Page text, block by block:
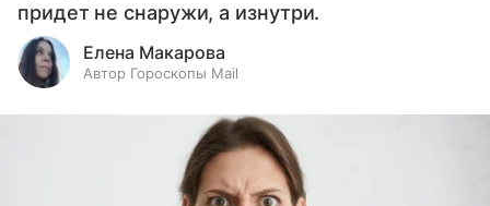
придет не снаружи, а изнутри.
Елена Макарова
Автор Гороскопы Mail